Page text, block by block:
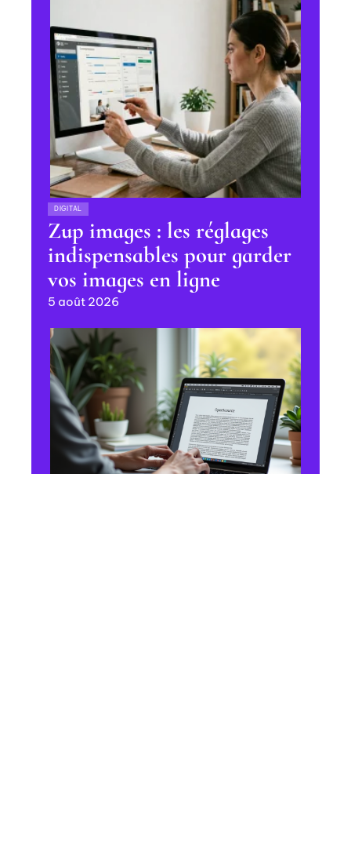
DIGITAL
Zup images : les réglages
indispensables pour garder
vos images en ligne
5 août 2026